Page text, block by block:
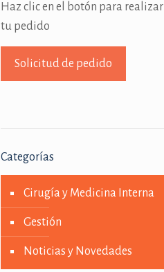
Haz clic en el botón para realizar
tu pedido
Solicitud de pedido
Categorías
Cirugía y Medicina Interna
Gestión
Noticias y Novedades